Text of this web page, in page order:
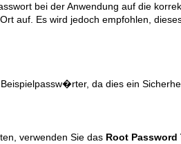
bei der Anwendung auf die
auf. Es wird jedoch empfohlen,
da dies ein
verwenden Sie das Root Password